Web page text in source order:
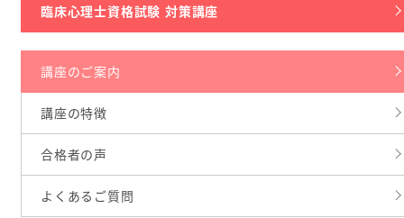
臨床心理士資格試験 対策講座
講座のご案内
講座の特徴
合格者の声
よくあるご質問